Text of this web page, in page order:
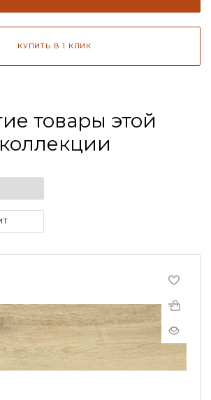
КУПИТЬ В 1 КЛИК
товары этой
коллекции